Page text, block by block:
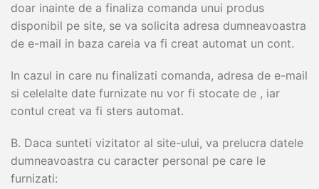
doar inainte de a finaliza comanda unui produs
disponibil pe site, se va solicita adresa dumneavoastra
de e-mail in baza careia va fi creat automat un cont.
In cazul in care nu finalizati comanda, adresa de e-mail
si celelalte date furnizate nu vor fi stocate de , iar
contul creat va fi sters automat.
B. Daca sunteti vizitator al site-ului, va prelucra datele
dumneavoastra cu caracter personal pe care le
furnizati: